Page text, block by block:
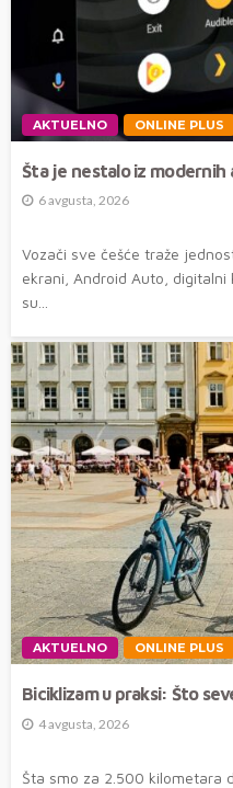
AKTUELNO ONLINE PLUS
Šta je nestalo iz modernih
6 avgusta, 2026
Vozači sve češće traže
ekrani, Android Auto,
su...
AKTUELNO ONLINE PLUS
Biciklizam u praksi: Što
4 avgusta, 2026
Šta smo za 2.500 kilometara